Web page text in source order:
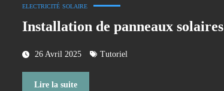
ELECTRICITÉ SOLAIRE
Installation de panneaux solaires
26 Avril 2025 Tutoriel
Lire la suite